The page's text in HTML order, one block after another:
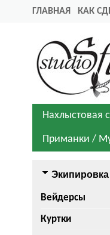
ГЛАВНАЯ КАК
Нахлыстовая
Приманки /
Экипировка
Вейдерсы
Куртки